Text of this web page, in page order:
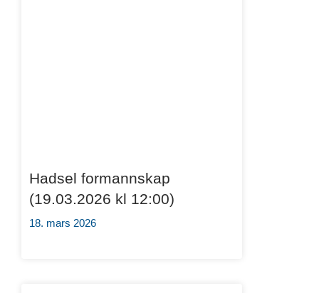
Hadsel formannskap
(19.03.2026 kl 12:00)
18. mars 2026